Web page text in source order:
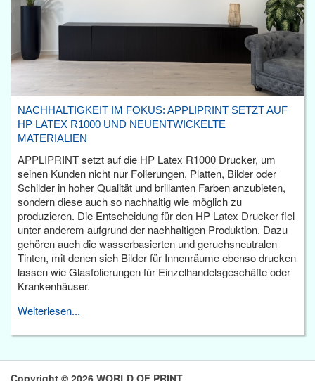
NACHHALTIGKEIT IM FOKUS: APPLIPRINT SETZT AUF
HP LATEX R1000 UND NEUENTWICKELTE
MATERIALIEN
APPLIPRINT setzt auf die HP Latex R1000 Drucker, um
seinen Kunden nicht nur Folierungen, Platten, Bilder oder
Schilder in hoher Qualität und brillanten Farben anzubieten,
sondern diese auch so nachhaltig wie möglich zu
produzieren. Die Entscheidung für den HP Latex Drucker fiel
unter anderem aufgrund der nachhaltigen Produktion. Dazu
gehören auch die wasserbasierten und geruchsneutralen
Tinten, mit denen sich Bilder für Innenräume ebenso drucken
lassen wie Glasfolierungen für Einzelhandelsgeschäfte oder
Krankenhäuser.
Weiterlesen...